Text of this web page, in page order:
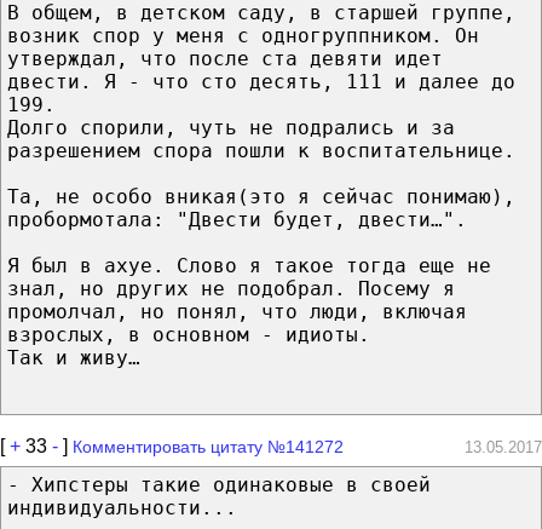
В общем, в детском саду, в старшей группе,
возник спор у меня с одногруппником. Он
утверждал, что после ста девяти идет
двести. Я - что сто десять, 111 и далее до
199.
Долго спорили, чуть не подрались и за
разрешением спора пошли к воспитательнице.
Та, не особо вникая(это я сейчас понимаю),
пробормотала: "Двести будет, двести…".
Я был в ахуе. Слово я такое тогда еще не
знал, но других не подобрал. Посему я
промолчал, но понял, что люди, включая
взрослых, в основном - идиоты.
Так и живу…
[+ 33 - ] Комментировать цитату №141272 13.05.2017
- Хипстеры такие одинаковые в своей
индивидуальности...